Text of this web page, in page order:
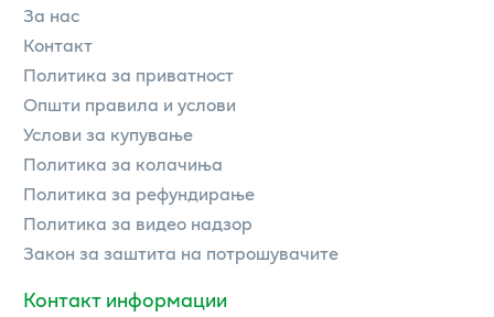
За нас
Контакт
Политика за приватност
Општи правила и услови
Услови за купување
Политика за колачиња
Политика за рефундирање
Политика за видео надзор
Закон за заштита на потрошувачите
Контакт информации